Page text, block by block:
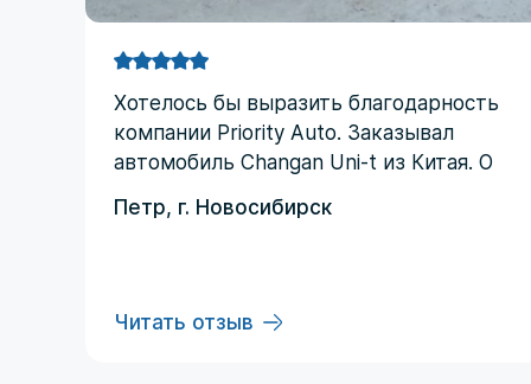
Хотелоcь бы выразить благодарность
компании Priority Аuto. Заказывал
автомобиль Changan Uni-t из Китая. О
компании узнал от друзей и коллег по
работе. Работал со мной менеджер
опасения по условиям выполнения
Петр, г. Новосибирск
Читать отзыв